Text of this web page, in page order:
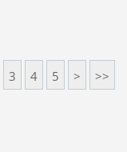
3 4 5 > >>